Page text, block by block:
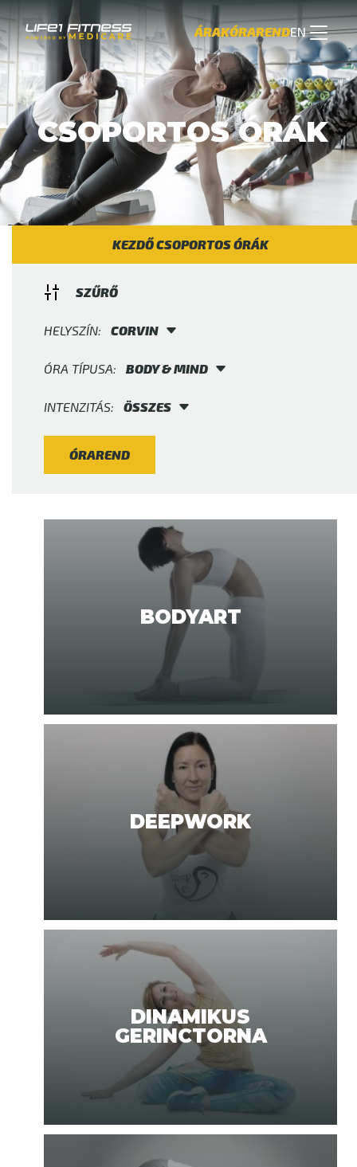
Skip
to
content
ÁRAKÓRARENDEN
CSOPORTOS ÓRÁK
KEZDŐ CSOPORTOS ÓRÁK
SZŰRŐ
HELYSZÍN: CORVIN
ÓRA TÍPUSA: BODY & MIND
INTENZITÁS: ÖSSZES
ÓRAREND
BODYART
DEEPWORK
DINAMIKUS
GERINCTORNA